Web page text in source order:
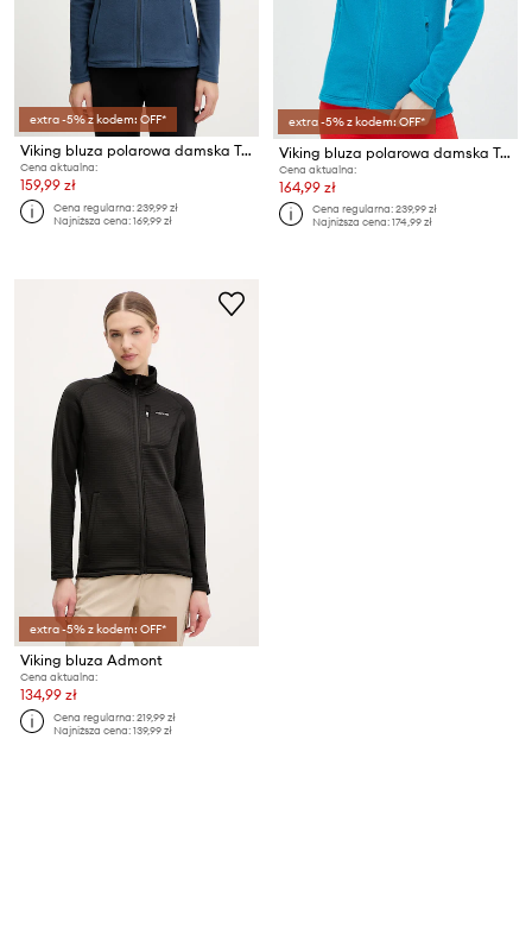
extra -5% z kodem: OFF*
Viking bluza polarowa damska Tesero
Cena aktualna:
159,99 zł
Cena regularna:239,99 zł
Najniższa cena:169,99 zł
extra -5% z kodem: OFF*
Viking bluza polarowa damska Tesero
Cena aktualna:
164,99 zł
Cena regularna:239,99 zł
Najniższa cena:174,99 zł
extra -5% z kodem: OFF*
Viking bluza Admont
Cena aktualna:
134,99 zł
Cena regularna:219,99 zł
Najniższa cena:139,99 zł